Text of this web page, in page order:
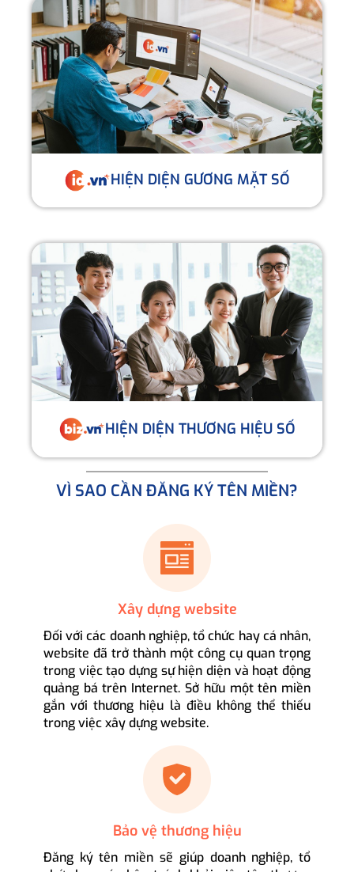
HIỆN DIỆN GƯƠNG MẶT SỐ
HIỆN DIỆN THƯƠNG HIỆU SỐ
VÌ SAO CẦN ĐĂNG KÝ TÊN MIỀN?
Xây dựng website
Đối với các doanh nghiệp, tổ chức hay cá nhân,
website đã trở thành một công cụ quan trọng
trong việc tạo dựng sự hiện diện và hoạt động
quảng bá trên Internet. Sở hữu một tên miền
gắn với thương hiệu là điều không thể thiếu
trong việc xây dựng website.
Bảo vệ thương hiệu
Đăng ký tên miền sẽ giúp doanh nghiệp, tổ